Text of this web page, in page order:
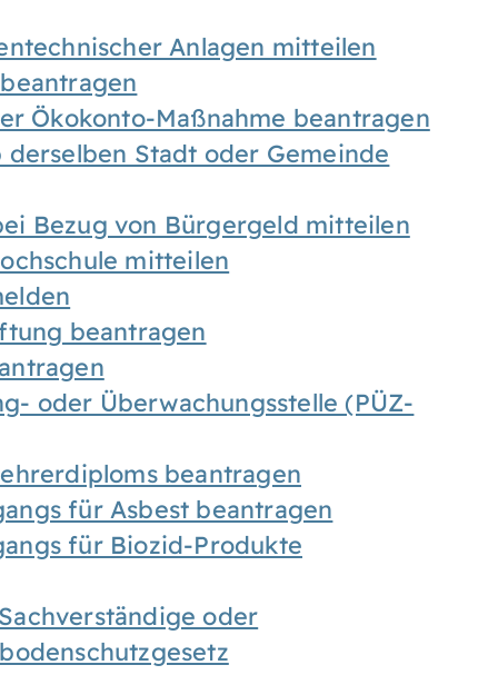
Anlagen mitteilen
Ökokonto-Maßnahme beantragen
Stadt oder Gemeinde
Bezug von Bürgergeld mitteilen
mitteilen
beantragen
oder Überwachungsstelle (PÜZ-
beantragen
für Asbest beantragen
für Biozid-Produkte
oder